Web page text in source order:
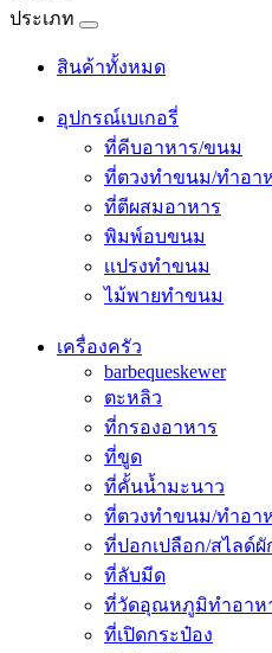
ประเภท
สินค้าทั้งหมด
อุปกรณ์เบเกอรี่
ที่คีบอาหาร/ขนม
ที่ตวงทำขนม/ทำอา
ที่ตีผสมอาหาร
พิมพ์อบขนม
เเปรงทำขนม
ไม้พายทำขนม
เครื่องครัว
barbequeskewer
ตะหลิว
ที่กรองอาหาร
ที่ขูด
ที่คั้นน้ำมะนาว
ที่ตวงทำขนม/ทำอา
ที่ปอกเปลือก/สไลด์ผั
ที่ลับมีด
ที่วัดอุณหภูมิทำอาห
ที่เปิดกระป๋อง